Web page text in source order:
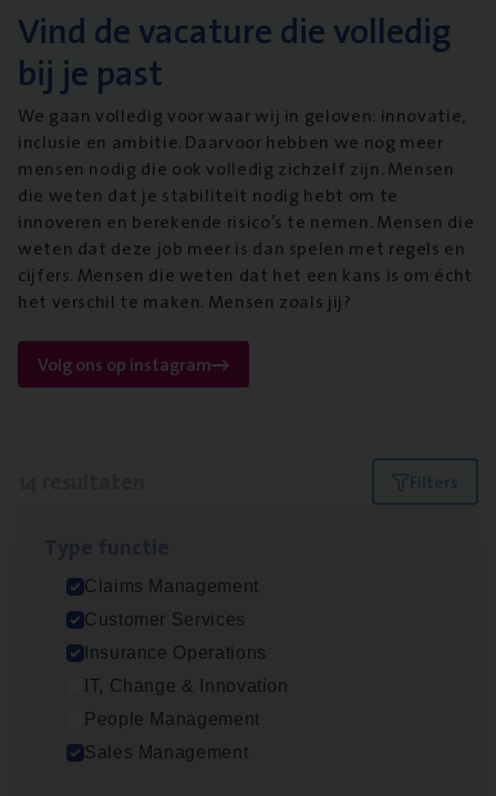
Vind de vacature die volledig
bij je past
We gaan volledig voor waar wij in geloven: innovatie,
inclusie en ambitie. Daarvoor hebben we nog meer
mensen nodig die ook volledig zichzelf zijn. Mensen
die weten dat je stabiliteit nodig hebt om te
innoveren en berekende risico’s te nemen. Mensen die
weten dat deze job meer is dan spelen met regels en
cijfers. Mensen die weten dat het een kans is om écht
het verschil te maken. Mensen zoals jij?
Volg ons op instagram
Filters
Claims Management
Customer Services
Insurance Operations
IT, Change & Innovation
People Management
Sales Management
Scha­de­be­heer­der verzekeringen
Claims Management
Sint-Niklaas/Temse
Scha­de Expert Fleet